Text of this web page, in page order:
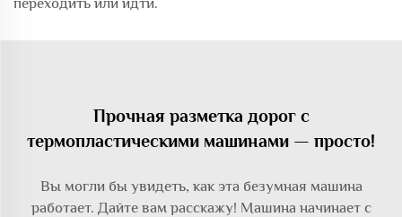
Прочная разметка дорог с
термопластическими машинами — просто!
Вы могли бы увидеть, как эта безумная машина
работает. Дайте вам расскажу! Машина начинает с